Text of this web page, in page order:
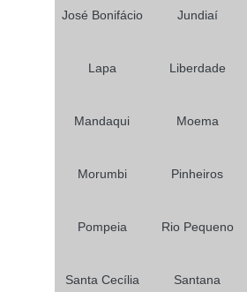
José Bonifácio Jundiaí
Lapa Liberdade
Mandaqui Moema
Morumbi Pinheiros
Pompeia Rio Pequeno
Santa Cecília Santana